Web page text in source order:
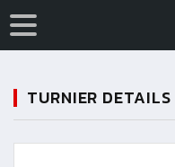
TURNIER DETAILS